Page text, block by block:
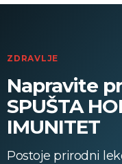
ZDRAVLJE
Napravite
SPUŠTA
IMUNITET
Postoje prirodni